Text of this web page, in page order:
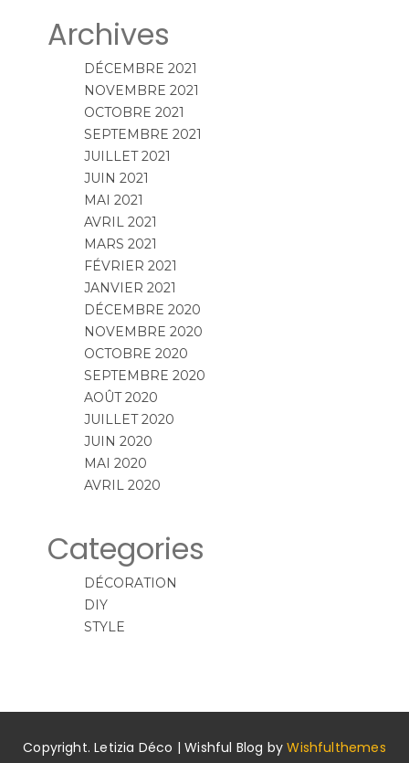
Archives
DÉCEMBRE 2021
NOVEMBRE 2021
OCTOBRE 2021
SEPTEMBRE 2021
JUILLET 2021
JUIN 2021
MAI 2021
AVRIL 2021
MARS 2021
FÉVRIER 2021
JANVIER 2021
DÉCEMBRE 2020
NOVEMBRE 2020
OCTOBRE 2020
SEPTEMBRE 2020
AOÛT 2020
JUILLET 2020
JUIN 2020
MAI 2020
AVRIL 2020
Categories
DÉCORATION
DIY
STYLE
Copyright. Letizia Déco | Wishful Blog byWishfulthemes